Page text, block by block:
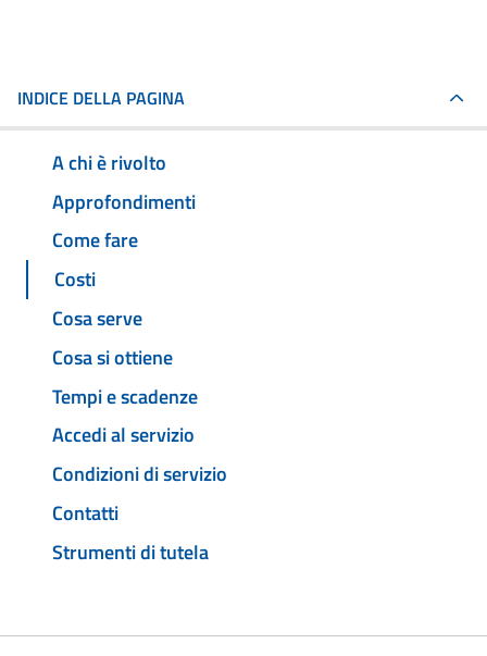
INDICE DELLA PAGINA
A chi è rivolto
Approfondimenti
Come fare
Costi
Cosa serve
Cosa si ottiene
Tempi e scadenze
Accedi al servizio
Condizioni di servizio
Contatti
Strumenti di tutela